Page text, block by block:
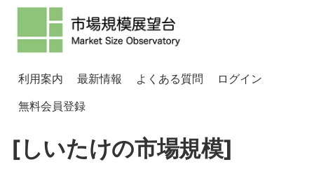
利用案内 最新情報 よくある質問
ログイン
無料会員登録
[しいたけの市場規模]